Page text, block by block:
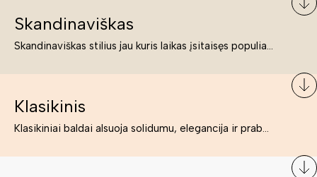
Skandinaviškas
Skandinaviškas stilius jau kuris laikas įsitaisęs populiariausiųjų sąraše. Namai, butai labai dažnai įrengiami remiantis būtent šio stiliaus ypatumais. Dėl švelnių spalvų, praktiškumo ir estetikos jis masina tuos, kurie neabejingi šviesiem ar neutralių spalvų koloritui, paprastumui, funkcionalumui, natūralumui ir stilingai estetikai. Platų skandinaviškų baldų spektrą rasite „Deinavos baldų“ asortimente.
Klasikinis
Klasikiniai baldai alsuoja solidumu, elegancija ir prabanga. Paprastai jie būna masyvūs, kuria didybės įspūdį. Neabejotinai jie bus geriausias pasirinkimas estetiškam ir rafinuotam klasikiniam namų interjerui. Kartais klasikiniai baldai traktuojami kaip senoviniai, bet tai ne tiesa – klasika yra stilius, neišsemiama elegancija ir rafinuotumas.